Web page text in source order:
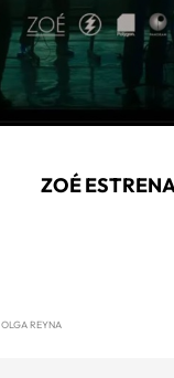
ZOÉ
OLGA REYNA